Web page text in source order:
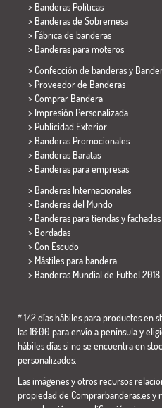
> Banderas Políticas
> Banderas de Sobremesa
> Fábrica de banderas
> Banderas para moteros
> Confección de banderas y
> Proveedor de Banderas
> Comprar Bandera
> Impresión Personalizada
> Publicidad Exterior
> Banderas Promocionales
> Banderas Baratas
> Banderas para empresas
> Banderas Internacionales
> Banderas del Mundo
> Banderas para tiendas y fachadas
> Bordadas
> Con Escudo
> Mástiles para bandera
> Banderas Mundial de Futbol 2018
* 1/2 días hábiles para productos en
las 16:00 para envío a península y
hábiles días si no se encuentra en
personalizados.
Las imágenes y otros recursos
propiedad de Comprarbanderas.es y